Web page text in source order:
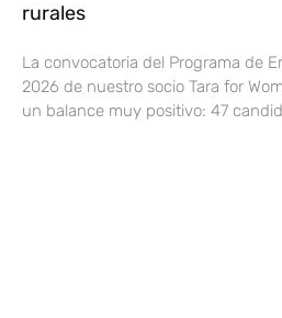
rurales
La convocatoria del Programa de
2026 de nuestro socio Tara for
un balance muy positivo: 47